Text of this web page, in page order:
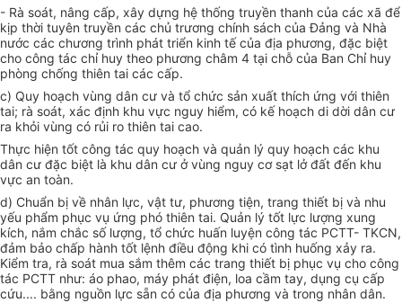
- Rà soát, nâng cấp, xây dựng hệ thống truyền thanh của các xã để
kịp thời tuyên truyền các chủ trương chính sách của Đảng và Nhà
nước các chương trình phát triển kinh tế của địa phương, đặc biệt
cho công tác chỉ huy theo phương châm 4 tại chỗ của Ban Chỉ huy
phòng chống thiên tai các cấp.
c) Quy hoạch vùng dân cư và tổ chức sản xuất thích ứng với thiên
tai; rà soát, xác định khu vực nguy hiểm, có kế hoạch di dời dân cư
ra khỏi vùng có rủi ro thiên tai cao.
Thực hiện tốt công tác quy hoạch và quản lý quy hoạch các khu
dân cư đặc biệt là khu dân cư ởvùng nguy cơ sạt lở đất đến khu
vực an toàn.
d) Chuẩn bị về nhân lực, vật tư, phương tiện, trang thiết bị và nhu
yếu phẩm phục vụ ứng phó thiên tai. Quản lý tốt lực lượng xung
kích, nắm chắc số lượng, tổ chức huấn luyện công tác PCTT- TKCN,
đảm bảo chấp hành tốt lệnh điều động khi có tình huống xảy ra.
Kiểm tra, rà soát mua sắm thêm các trang thiết bị phục vụ cho công
tác PCTT như: áo phao, máy phát điện, loa cầm tay, dụng cụ cấp
cứu.... bằng nguồn lực sẵn có của địa phương và trong nhân dân.